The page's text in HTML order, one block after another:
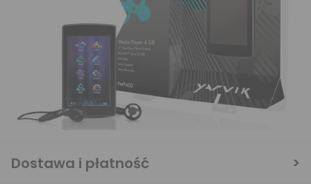
Dostawa i płatność